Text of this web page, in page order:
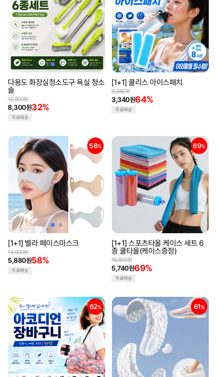
다용도 화장실청소도구 욕실 청소
솔
8,300원32%
12,200원
무료배송
[1+1] 쿨리스 아이스패치
3,340원64%
9,380원
무료배송
58%
[1+1] 벨라 페이스마스크
5,880원58%
14,000원
무료배송
69%
[1+1] 스포츠타올 케이스 세트 6
종 쿨타올(케이스증정)
5,740원69%
18,800원
무료배송
62% 61%